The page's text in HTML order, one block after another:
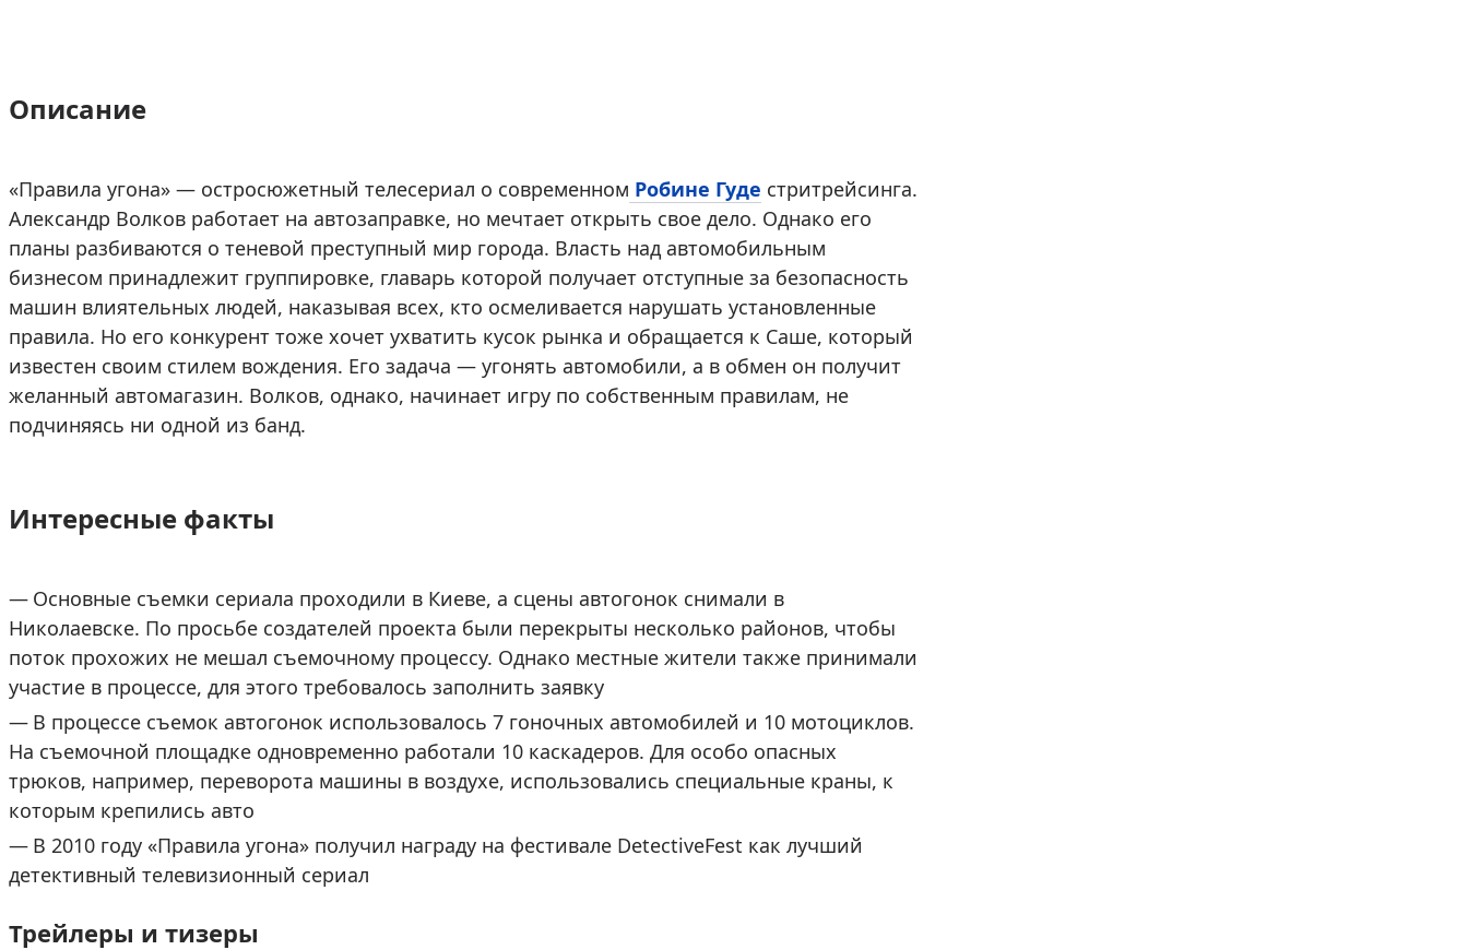
Описание
«Правила угона» — остросюжетный телесериал о современном Робине Гуде стритрейсинга.
Александр Волков работает на автозаправке, но мечтает открыть свое дело. Однако его
планы разбиваются о теневой преступный мир города. Власть над автомобильным
бизнесом принадлежит группировке, главарь которой получает отступные за безопасность
машин влиятельных людей, наказывая всех, кто осмеливается нарушать установленные
правила. Но его конкурент тоже хочет ухватить кусок рынка и обращается к Саше, который
известен своим стилем вождения. Его задача — угонять автомобили, а в обмен он получит
желанный автомагазин. Волков, однако, начинает игру по собственным правилам, не
подчиняясь ни одной из банд.
Интересные факты
Основные съемки сериала проходили в Киеве, а сцены автогонок снимали в
Николаевске. По просьбе создателей проекта были перекрыты несколько районов, чтобы
поток прохожих не мешал съемочному процессу. Однако местные жители также принимали
участие в процессе, для этого требовалось заполнить заявку
В процессе съемок автогонок использовалось 7 гоночных автомобилей и 10 мотоциклов.
На съемочной площадке одновременно работали 10 каскадеров. Для особо опасных
трюков, например, переворота машины в воздухе, использовались специальные краны, к
которым крепились авто
В 2010 году «Правила угона» получил награду на фестивале DetectiveFest как лучший
детективный телевизионный сериал
Трейлеры и тизеры